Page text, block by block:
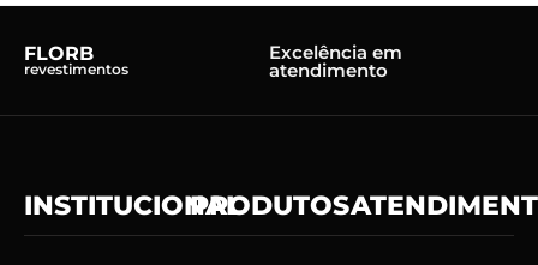
FLORB
revestimentos
Excelência em
atendimento
INSTITUCIONALPRODUTOS